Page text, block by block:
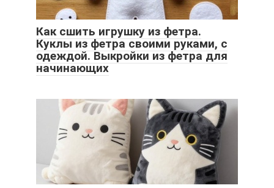
Как сшить игрушку из фетра.
Куклы из фетра своими руками, с
одеждой. Выкройки из фетра для
начинающих